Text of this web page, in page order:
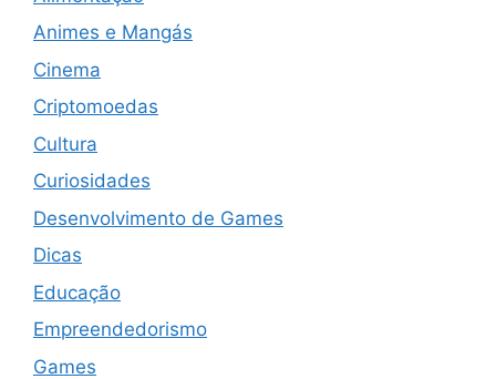
Animes e Mangás
Cinema
Criptomoedas
Cultura
Curiosidades
Desenvolvimento de Games
Dicas
Educação
Empreendedorismo
Games